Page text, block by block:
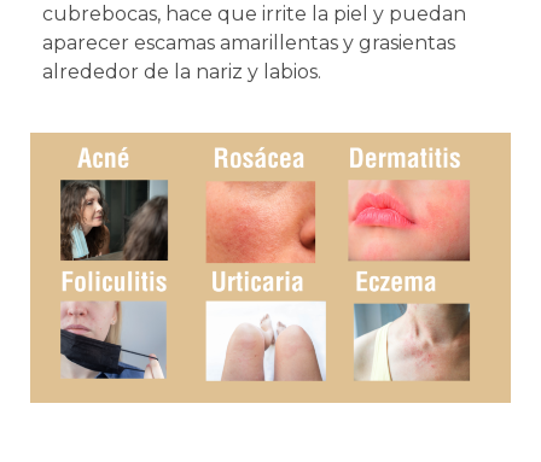
cubrebocas, hace que irrite la piel y puedan
aparecer escamas amarillentas y grasientas
alrededor de la nariz y labios.